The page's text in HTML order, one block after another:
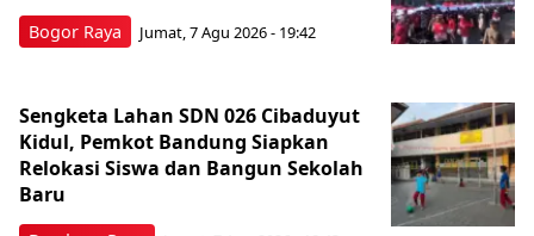
Bogor Raya Jumat, 7 Agu 2026 - 19:42
Sengketa Lahan SDN 026 Cibaduyut
Kidul, Pemkot Bandung Siapkan
Relokasi Siswa dan Bangun Sekolah
Baru